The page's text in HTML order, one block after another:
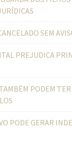
SEM
PREJUDICA
PODEM
PODE GERAR